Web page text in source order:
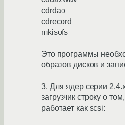
cdrdao
cdrecord
mkisofs
Это программы
образов дисков и
3. Для ядер серии
загрузчик строку о
работает как scsi: